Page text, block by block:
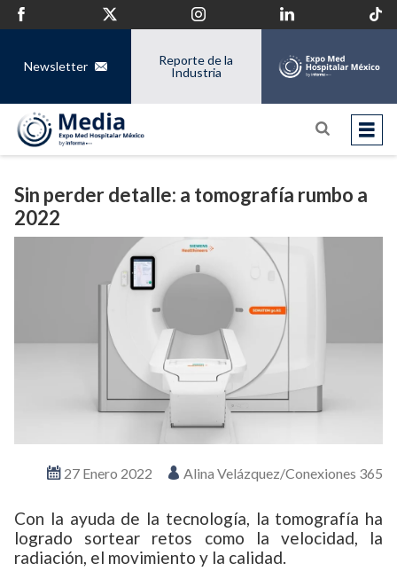
Newsletter
Reporte de la
Industria
Sin perder detalle: a tomografía rumbo a
2022
27 Enero 2022 Alina Velázquez/Conexiones 365
Con la ayuda de la tecnología, la tomografía ha
logrado sortear retos como la velocidad, la
radiación, el movimiento y la calidad.